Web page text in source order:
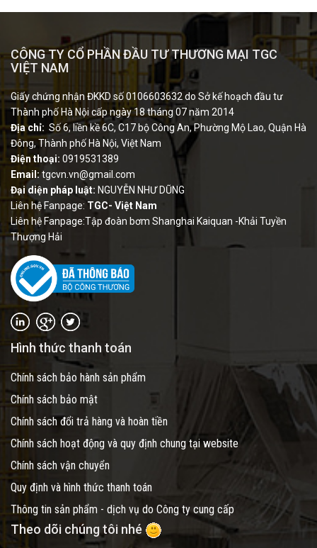
CÔNG TY CỔ PHẦN ĐẦU TƯ THƯƠNG MẠI TGC
VIỆT NAM
Giấy chứng nhận ĐKKD số 0106603632 do Sở kế hoạch đầu tư
Thành phố Hà Nội cấp ngày 18 tháng 07 năm 2014
Địa chỉ: Số 6, liền kề 6C, C17 bộ Công An, Phường Mộ Lao, Quận Hà
Đông, Thành phố Hà Nội, Việt Nam
Điện thoại: 0919531389
Email:tgcvn.vn@gmail.com
Đại diện pháp luật: NGUYỄN NHƯ DŨNG
Liên hệ Fanpage: TGC- Việt Nam
Liên hệ Fanpage:Tập đoàn bơm Shanghai Kaiquan -Khải Tuyền
Thượng Hải
Hình thức thanh toán
Chính sách bảo hành sản phẩm
Chính sách bảo mật
Chính sách đổi trả hàng và hoàn tiền
Chính sách hoạt động và quy định chung tại website
Chính sách vận chuyển
Quy định và hình thức thanh toán
Thông tin sản phẩm - dịch vụ do Công ty cung cấp
Theo dõi chúng tôi nhé